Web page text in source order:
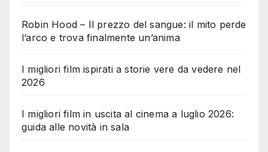
Robin Hood – Il prezzo del sangue: il mito perde
l’arco e trova finalmente un’anima
I migliori film ispirati a storie vere da vedere nel
2026
I migliori film in uscita al cinema a luglio 2026:
guida alle novità in sala